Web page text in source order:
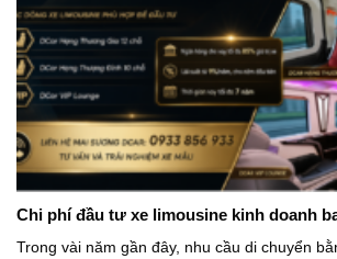
Chi phí đầu tư xe limousine kinh doanh
Trong vài năm gần đây, nhu cầu di chuyển